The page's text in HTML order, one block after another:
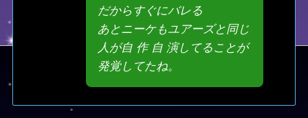
だからすぐにバレる
あとニーケもユアーズと同じ
人が自 作 自 演してることが
発覚してたね。